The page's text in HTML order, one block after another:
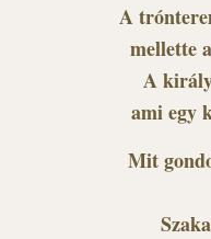
A
mellette
A
ami egy
Mit